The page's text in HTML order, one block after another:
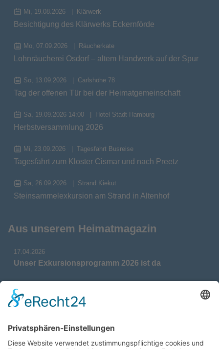
Mi, 19.08.2026 Klärwerk
Besichtigung des Klärwerks Eckernförde
Mo, 07.09.2026 Räucherkate
Lohnräucherei Osdorf – altem Handwerk auf der Spur
So, 13.09.2026 Carlshöhe 78
Tag der offenen Tür bei der Heimatgemeinschaft
Sa, 19.09.2026 14:00 Hotel Stadt Hamburg
Herbstversammlung 2026
Mi, 23.09.2026 Tagesfahrt Busreise
Tagesfahrt zum Kloster Cismar und nach Preetz
Sa, 26.09.2026 Strand Kiekut
Steinsammelexkursion am Strand in Altenhof
Aus unserem Heimatmagazin
17.04.2026
Unser Exkursionsprogramm 2026 ist da
17.04.2026
Verdienstmedaille für Telse Stoy
Das war: Munition im Meer